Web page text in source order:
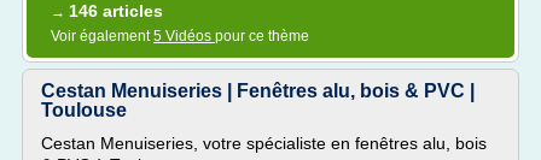
→ 146 articles
Voir également5 Vidéos pour ce thème
Cestan Menuiseries | Fenêtres alu, bois & PVC |
Toulouse
Cestan Menuiseries, votre spécialiste en fenêtres alu, bois